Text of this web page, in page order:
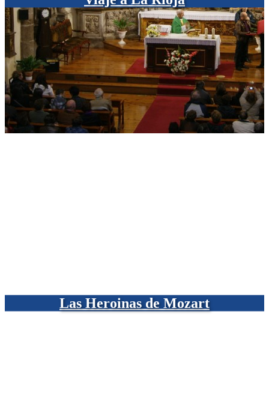
Las Heroinas de Mozart